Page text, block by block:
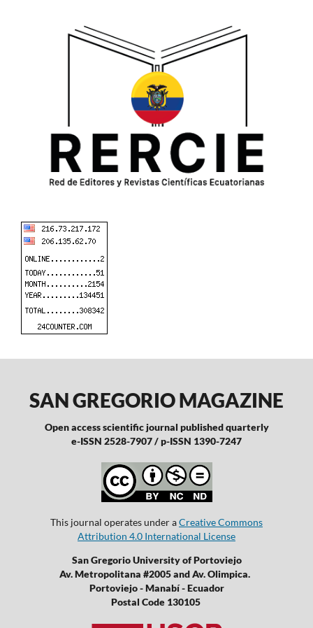
SAN GREGORIO MAGAZINE
Open access scientific journal published quarterly
e-ISSN 2528-7907 / p-ISSN 1390-7247
This journal operates under aCreative Commons
Attribution 4.0 International License
San Gregorio University of Portoviejo
Av. Metropolitana #2005 and Av. Olimpica.
Portoviejo - Manabí - Ecuador
Postal Code 130105